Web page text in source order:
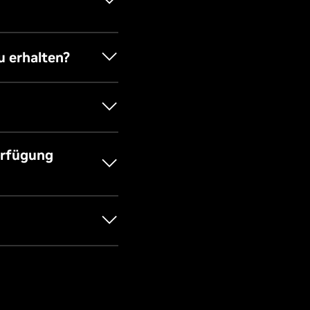
erhalten?